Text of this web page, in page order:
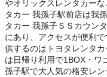
やオリックスレンタカー
タカー 我孫子駅前店は我
タカー 我孫子ＳＳカウン
にあり、アクセスが便利
供するのはトヨタレンタ
は日帰り利用で1BOX・ワ
孫子駅で大人気の格安レ